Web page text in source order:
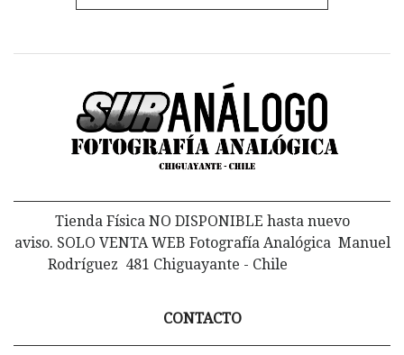
Tienda Física NO DISPONIBLE hasta nuevo
aviso. SOLO VENTA WEB Fotografía Analógica Manuel
Rodríguez 481 Chiguayante - Chile
CONTACTO